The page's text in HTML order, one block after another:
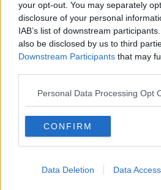
your opt-out. You may separately
disclosure of your personal
IAB’s list of downstream
also be disclosed by us to third
Downstream Participants that may
Personal Data Processing Opt
CONFIRM
Data Deletion Data Access
Ti potrebbe interessare anche:
​Ricciotti Ensemble: ovunque e per